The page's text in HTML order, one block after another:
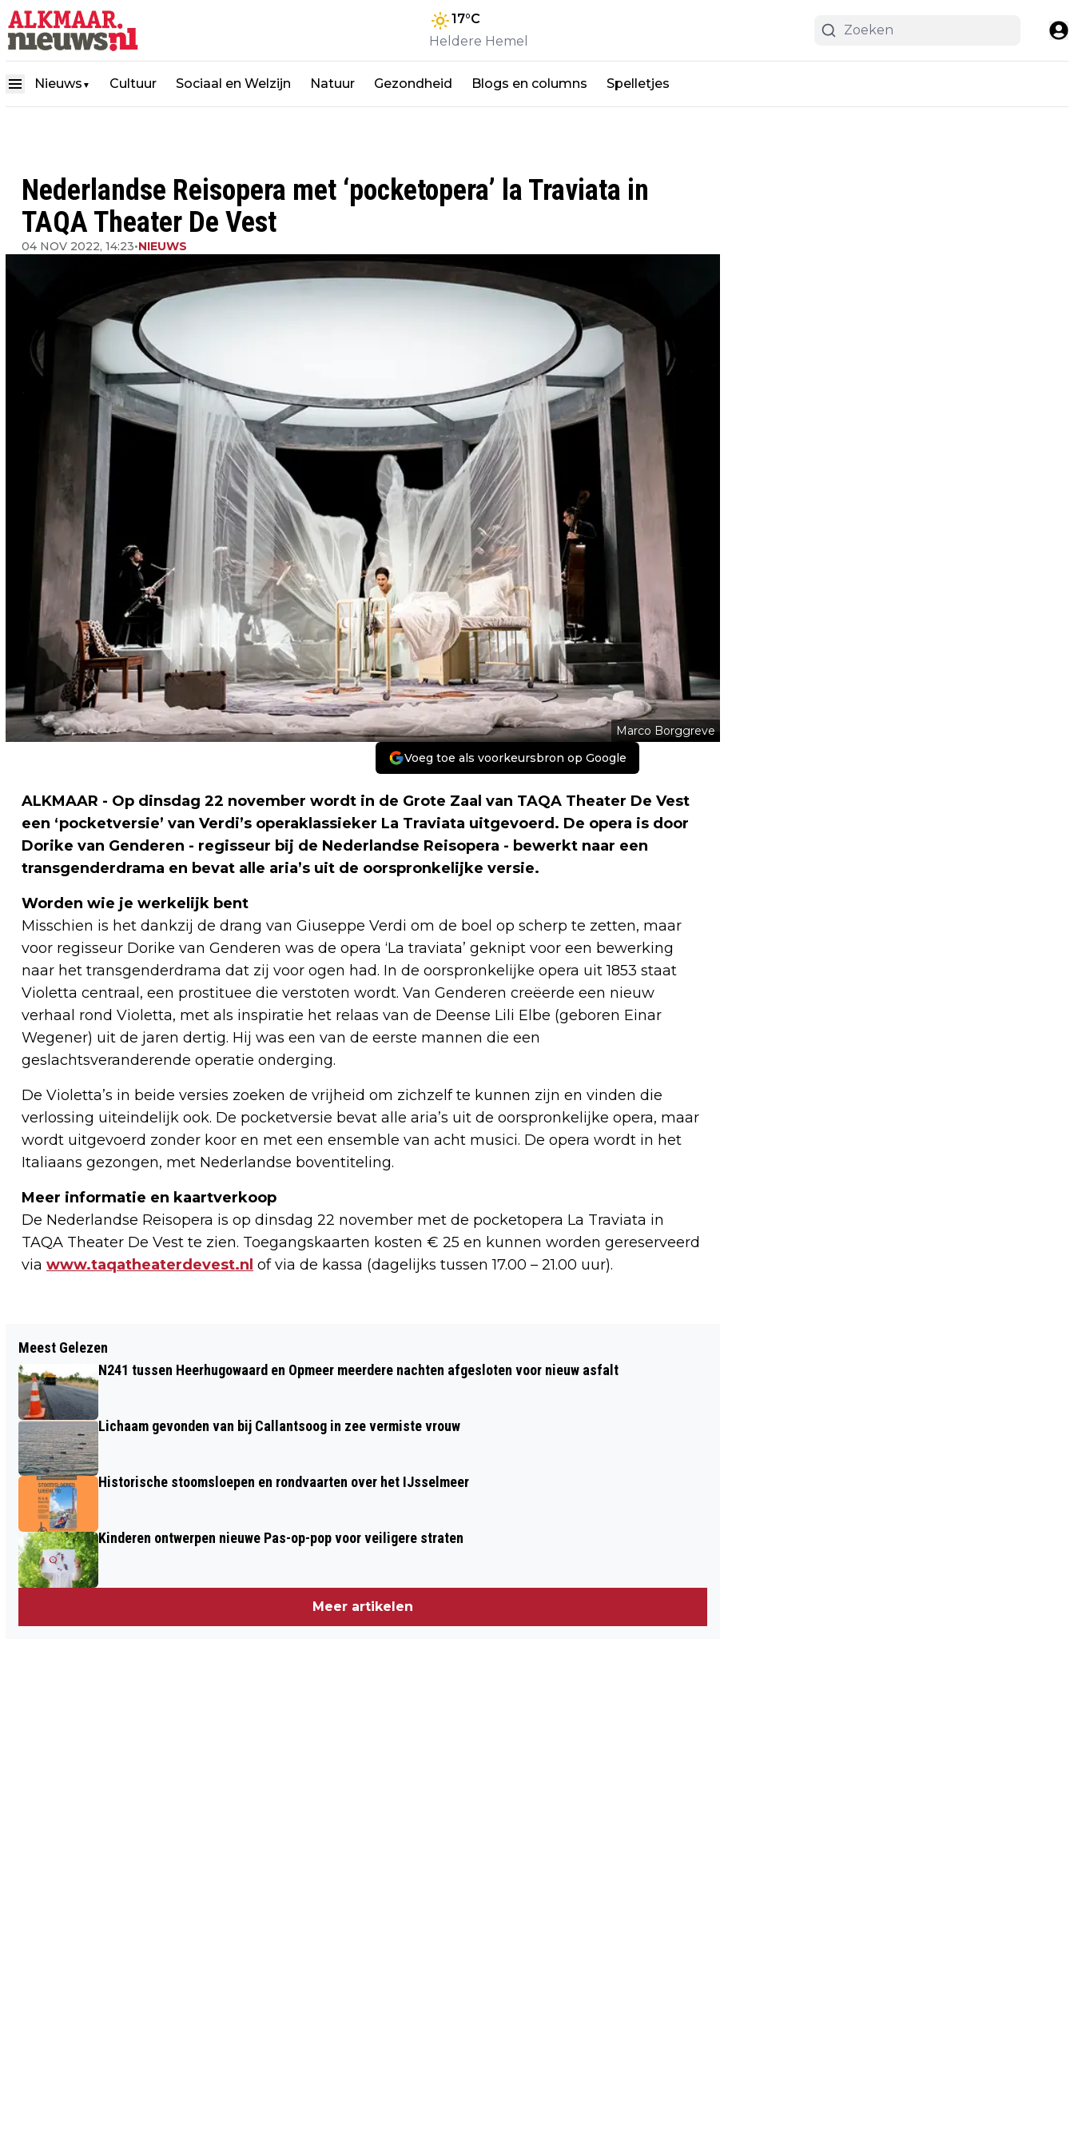
17°C
Heldere Hemel
Nieuws ▼ Cultuur Sociaal en Welzijn Natuur Gezondheid Blogs en columns Spelletjes
Nederlandse Reisopera met ‘pocketopera’ la Traviata in
TAQA Theater De Vest
04 NOV 2022, 14:23•NIEUWS
Marco Borggreve
Voeg toe als voorkeursbron op Google
ALKMAAR - Op dinsdag 22 november wordt in de Grote Zaal van TAQA Theater De Vest
een ‘pocketversie’ van Verdi’s operaklassieker La Traviata uitgevoerd. De opera is door
Dorike van Genderen - regisseur bij de Nederlandse Reisopera - bewerkt naar een
transgenderdrama en bevat alle aria’s uit de oorspronkelijke versie.
Worden wie je werkelijk bent
Misschien is het dankzij de drang van Giuseppe Verdi om de boel op scherp te zetten, maar
voor regisseur Dorike van Genderen was de opera ‘La traviata’ geknipt voor een bewerking
naar het transgenderdrama dat zij voor ogen had. In de oorspronkelijke opera uit 1853 staat
Violetta centraal, een prostituee die verstoten wordt. Van Genderen creëerde een nieuw
verhaal rond Violetta, met als inspiratie het relaas van de Deense Lili Elbe (geboren Einar
Wegener) uit de jaren dertig. Hij was een van de eerste mannen die een
geslachtsveranderende operatie onderging.
De Violetta’s in beide versies zoeken de vrijheid om zichzelf te kunnen zijn en vinden die
verlossing uiteindelijk ook. De pocketversie bevat alle aria’s uit de oorspronkelijke opera, maar
wordt uitgevoerd zonder koor en met een ensemble van acht musici. De opera wordt in het
Italiaans gezongen, met Nederlandse boventiteling.
Meer informatie en kaartverkoop
De Nederlandse Reisopera is op dinsdag 22 november met de pocketopera La Traviata in
TAQA Theater De Vest te zien. Toegangskaarten kosten € 25 en kunnen worden gereserveerd
via www.taqatheaterdevest.nl of via de kassa (dagelijks tussen 17.00 – 21.00 uur).
FIELDLAB LOGMOTION GEOPEND BIJ
HORIZON COLLEGE
ALKJES072 FEST IN PODIUM VICTORIE
Meest Gelezen
N241 tussen Heerhugowaard en Opmeer meerdere nachten afgesloten voor nieuw asfalt
Lichaam gevonden van bij Callantsoog in zee vermiste vrouw
Historische stoomsloepen en rondvaarten over het IJsselmeer
Kinderen ontwerpen nieuwe Pas-op-pop voor veiligere straten
Meer artikelen